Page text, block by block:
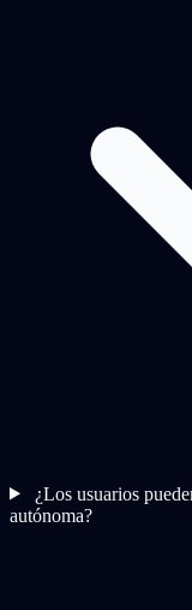
¿Los usuarios
autónoma?